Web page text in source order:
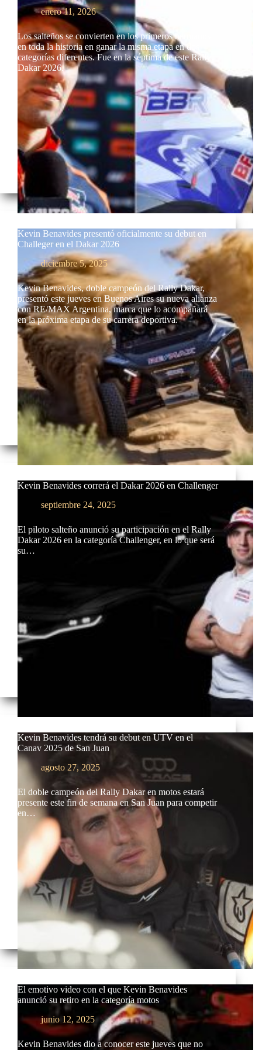
enero 11, 2026
Los salteños se convierten en los primeros hermanos
en toda la historia en ganar la misma etapa en dos
categorías diferentes. Fue en la séptima de este Rally
Dakar 2026.
Kevin Benavides presentó oficialmente su debut en
Challeger en el Dakar 2026
diciembre 5, 2025
Kevin Benavides, doble campeón del Rally Dakar,
presentó este jueves en Buenos Aires su nueva alianza
con RE/MAX Argentina, marca que lo acompañará
en la próxima etapa de su carrera deportiva.
Kevin Benavides correrá el Dakar 2026 en Challenger
septiembre 24, 2025
El piloto salteño anunció su participación en el Rally
Dakar 2026 en la categoría Challenger, en lo que será
su…
Kevin Benavides tendrá su debut en UTV en el
Canav 2025 de San Juan
agosto 27, 2025
El doble campeón del Rally Dakar en motos estará
presente este fin de semana en San Juan para competir
en…
El emotivo video con el que Kevin Benavides
anunció su retiro en la categoría motos
junio 12, 2025
Kevin Benavides dio a conocer este jueves que no